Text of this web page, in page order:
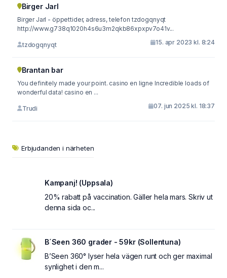
Birger Jarl
Birger Jarl - öppettider, adress, telefon tzdogqnyqt
http://www.g738q1020h4s6u3m2qkb86xpxpv7o41v...
tzdogqnyqt 15. apr 2023 kl. 8:24
Brantan bar
You definitely made your point. casino en ligne Incredible loads of
wonderful data! casino en ...
Trudi 07. jun 2025 kl. 18:37
Erbjudanden i närheten
Kampanj! (Uppsala)
20% rabatt på vaccination. Gäller hela mars. Skriv ut
denna sida oc...
B´Seen 360 grader - 59kr (Sollentuna)
B’Seen 360° lyser hela vägen runt och ger maximal
synlighet i den m...